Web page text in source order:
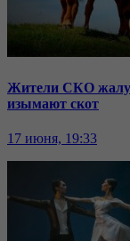
Жители СКО
изымают скот
17 июня, 19:33